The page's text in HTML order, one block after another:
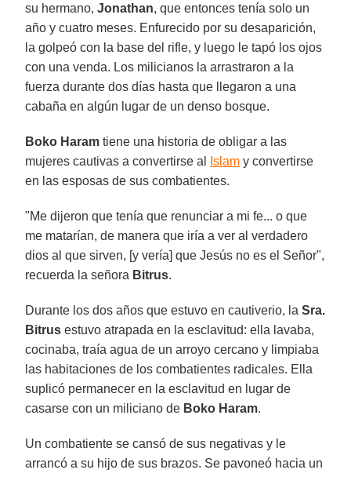
su hermano,Jonathan, que entonces tenía solo un
año y cuatro meses. Enfurecido por su desaparición,
la golpeó con la base del rifle, y luego le tapó los ojos
con una venda. Los milicianos la arrastraron a la
fuerza durante dos días hasta que llegaron a una
cabaña en algún lugar de un denso bosque.
Boko Haram tiene una historia de obligar a las
mujeres cautivas a convertirse al
Islam y convertirse
en las esposas de sus combatientes.
"Me dijeron que tenía que renunciar a mi fe... o que
me matarían, de manera que iría a ver al verdadero
dios al que sirven, [y vería] que Jesús no es el Señor",
recuerda la señora Bitrus.
Durante los dos años que estuvo en cautiverio, la Sra.
Bitrus estuvo atrapada en la esclavitud: ella lavaba,
cocinaba, traía agua de un arroyo cercano y limpiaba
las habitaciones de los combatientes radicales. Ella
suplicó permanecer en la esclavitud en lugar de
casarse con un miliciano de Boko Haram.
Un combatiente se cansó de sus negativas y le
arrancó a su hijo de sus brazos. Se pavoneó hacia un